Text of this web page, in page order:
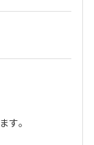
す。